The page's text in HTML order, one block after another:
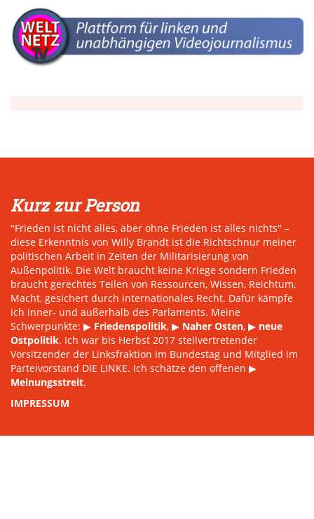
Kurz zur Person
"Frieden ist nicht alles, aber ohne Frieden ist alles nichts" –
diese Erkenntnis von Willy Brandt ist die Richtschnur meiner
politischen Arbeit in Zeiten der Militarisierung von
Außenpolitik. Die Welt braucht keine Kriege sondern Frieden
braucht gerechtes Teilen von Ressourcen, Wissen, Reichtum,
Macht, gesichert durch internationales Recht. Dafür kämpfe
ich inner- und außerhalb des Parlaments. Meine
Schwerpunkte: ▶ Friedenspolitik, ▶ Naher Osten, ▶ neue
Ostpolitik. Ich war bis Herbst 2017 stellvertretender
Vorsitzender der Linksfraktion im Bundestag und Mitglied im
Parteivorstand DIE LINKE. Ich schätze den offenen ▶
Meinungsstreit.
IMPRESSUM